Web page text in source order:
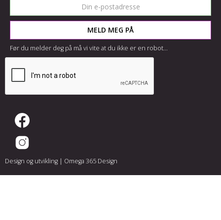
Før du melder deg på må vi vite at du ikke er en robot...
Design og utvikling | Omega 365 Design